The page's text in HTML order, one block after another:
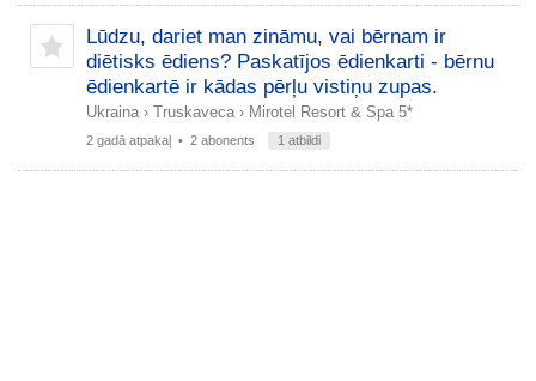
Lūdzu, dariet man zināmu, vai bērnam ir
diētisks ēdiens? Paskatījos ēdienkarti - bērnu
ēdienkartē ir kādas pērļu vistiņu zupas.
Ukraina › Truskaveca › Mirotel Resort & Spa 5*
2 gadā atpakaļ • 2 abonents 1 atbildi